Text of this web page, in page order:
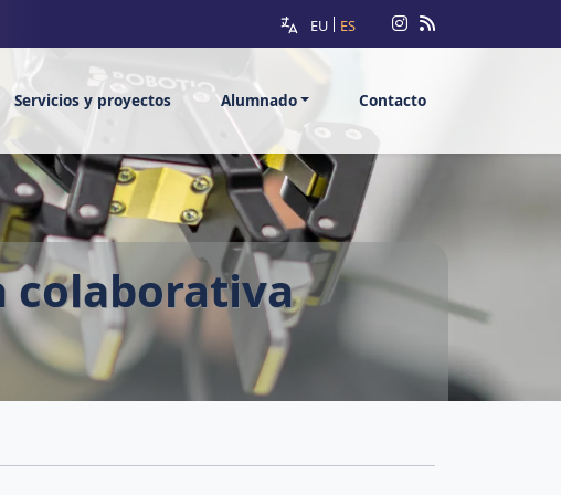
EU ES
Servicios y proyectos Alumnado Contacto
colaborativa